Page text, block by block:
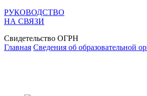
РУКОВОДСТВО
НА СВЯЗИ
Свидетельство ОГРН
Главная Сведения об образовательной